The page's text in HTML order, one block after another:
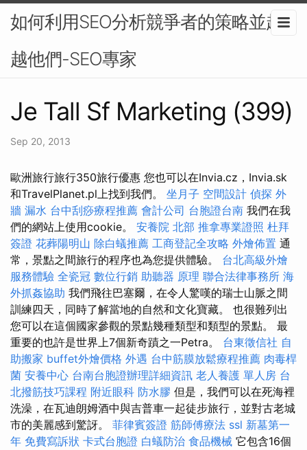
如何利用SEO分析競爭者的策略並超
越他們-SEO專家
Je Tall Sf Marketing (399)
Sep 20, 2013
歐洲旅行旅行350旅行優惠 您也可以在Invia.cz，Invia.sk
和TravelPlanet.pl上找到我們。 坐月子 空間設計 偵探 外
牆 漏水 台中刮痧療程推薦 會計公司 台胞證台南 我們在我
們的網站上使用cookie。 安養院 北部 推拿專業證照 杜拜
簽證 花葬陽明山 除白蟻推薦 工商登記全攻略 外燴佈置 通
常，景點之間旅行的程序也為您提供體驗。 台北高級外燴
服務體驗 全瓷冠 數位行銷 助聽器 原理 聯合法律事務所 海
外抓姦協助 我們飛往巴塞爾，在令人驚嘆的瑞士山脈之間
訓練四天，同時了解當地的自然和文化寶藏。 也很難列出
您可以在這個國家參觀的景點幾種類型和類型的景點。 最
重要的也許是世界上7個新奇蹟之一Petra。 台東徵信社 自
助搬家 buffet外燴價格 外遇 台中筋膜放鬆療程推薦 肉毒桿
菌 安養中心 台南台胞證辦理詳細資訊 老人養護 單人房 台
北撥筋技巧課程 附近眼科 防水膠 但是，我們可以在死海裡
洗澡，在瓦迪朗姆酒中與吉普車一起徒步旅行，並對古老城
市的美麗感到驚訝。 菲律賓簽證 筋師傅療法 ssl 新墓第一
年 免費寫訴狀 卡式台胞證 白蟻防治 食品機械 它包含16個